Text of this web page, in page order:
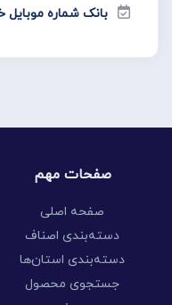
بانک شماره موبایل
صفحات مهم
صفحه اصلی
دسته‌بندی اصناف
دسته‌بندی استان‌ها
جستجوی محصول